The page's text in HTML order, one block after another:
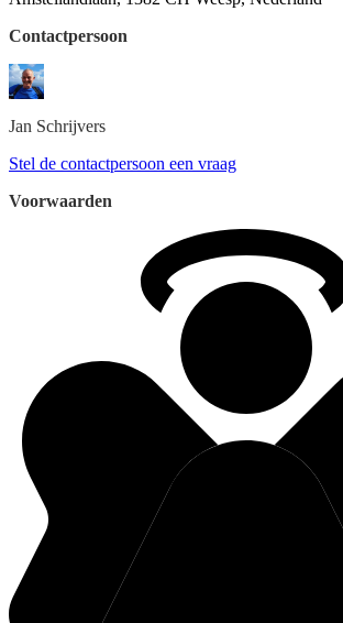
Contactpersoon
Jan Schrijvers
Stel de contactpersoon een vraag
Voorwaarden